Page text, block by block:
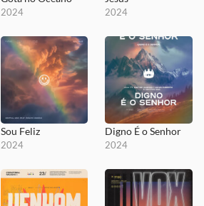
2024 2024
Sou Feliz
2024
Digno É o Senhor
2024